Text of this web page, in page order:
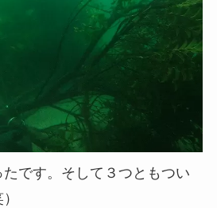
です。そして３つともつい